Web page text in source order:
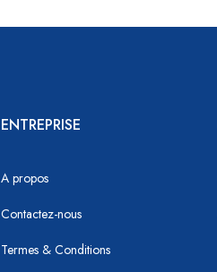
ENTREPRISE
A propos
Contactez-nous
Termes & Conditions